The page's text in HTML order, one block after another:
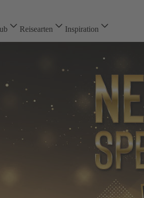
Reisearten Inspiration